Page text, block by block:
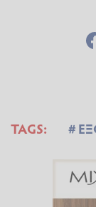
TAGS: